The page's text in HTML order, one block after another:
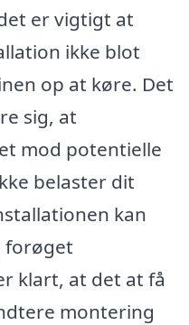
er vigtigt at
ikke blot
op at køre. Det
sig, at
mod potentielle
belaster dit
kan
forøget
klart, at det at få
montering